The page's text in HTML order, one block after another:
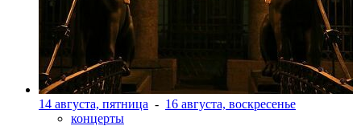
14 августа, пятница - 16 августа, воскресенье
концерты